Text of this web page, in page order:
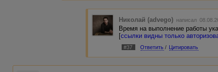
Николай (advego) написал
Время на выполнение работы
[ссылки видны только
#37 Ответить / Цитировать